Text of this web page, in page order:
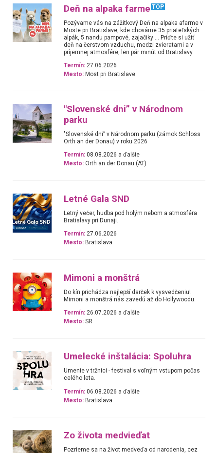
Deň na alpaka farme TOP
Pozývame vás na zážitkový Deň na alpaka afarme v
Moste pri Bratislave, kde chováme 35 priateľských
alpák, 5 nandu pampové, zajačiky … Príďte si užiť
deň na čerstvom vzduchu, medzi zvieratami a v
príjemnej atmosfére, len pár minút od Bratislavy.
Termín: 27.06.2026
Mesto: Most pri Bratislave
"Slovenské dni” v Národnom
parku
"Slovenské dni” v Národnom parku (zámok Schloss
Orth an der Donau) v roku 2026
Termín: 08.08.2026 a ďalšie
Mesto: Orth an der Donau (AT)
Letné Gala SND
Letný večer, hudba pod holým nebom a atmosféra
Bratislavy pri Dunaji.
Termín: 27.06.2026
Mesto: Bratislava
Mimoni a monštrá
Do kín prichádza najlepší darček k vysvedčeniu!
Mimoni a monštrá nás zavedú až do Hollywoodu.
Termín: 26.07.2026 a ďalšie
Mesto: SR
Umelecké inštalácia: Spoluhra
Umenie v tržnici - festival s voľným vstupom počas
celého leta.
Termín: 06.08.2026 a ďalšie
Mesto: Bratislava
Zo života medvieďat
Pozrieme sa na život medveďa od narodenia, cez